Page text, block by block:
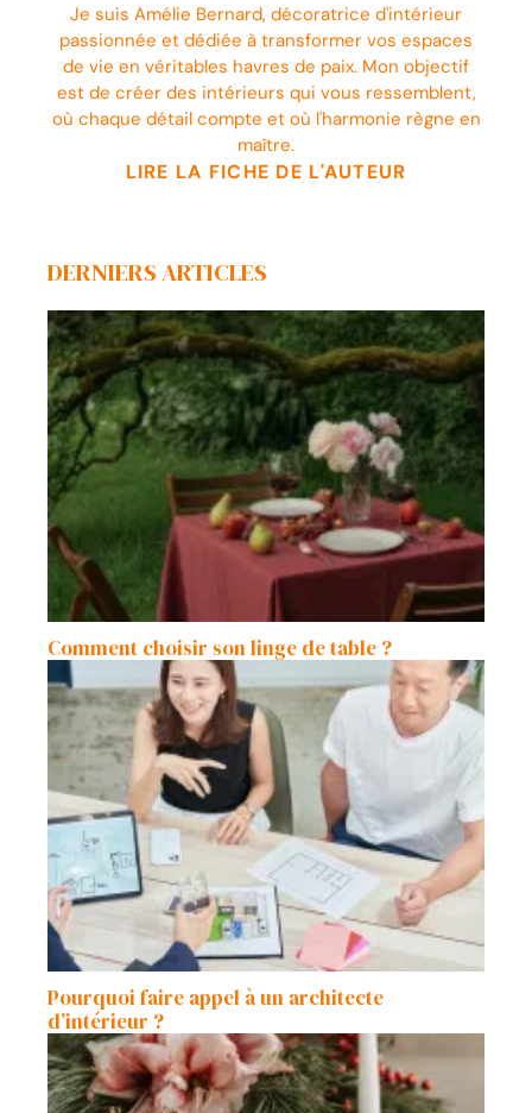
Je suis Amélie Bernard, décoratrice d'intérieur
passionnée et dédiée à transformer vos espaces
de vie en véritables havres de paix. Mon objectif
est de créer des intérieurs qui vous ressemblent,
où chaque détail compte et où l'harmonie règne en
maître.
LIRE LA FICHE DE L'AUTEUR
DERNIERS ARTICLES
Comment choisir son linge de table ?
Pourquoi faire appel à un architecte
d’intérieur ?